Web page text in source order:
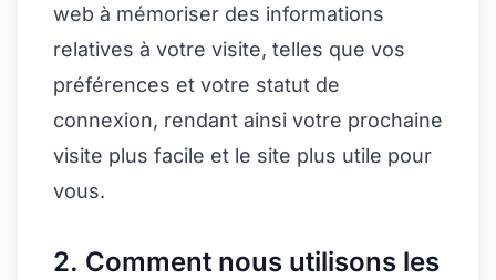
web à mémoriser des informations
relatives à votre visite, telles que vos
préférences et votre statut de
connexion, rendant ainsi votre prochaine
visite plus facile et le site plus utile pour
vous.
2. Comment nous utilisons les